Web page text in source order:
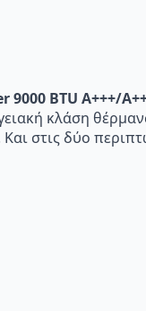
BTU A+++/
κλάση
στις δύο